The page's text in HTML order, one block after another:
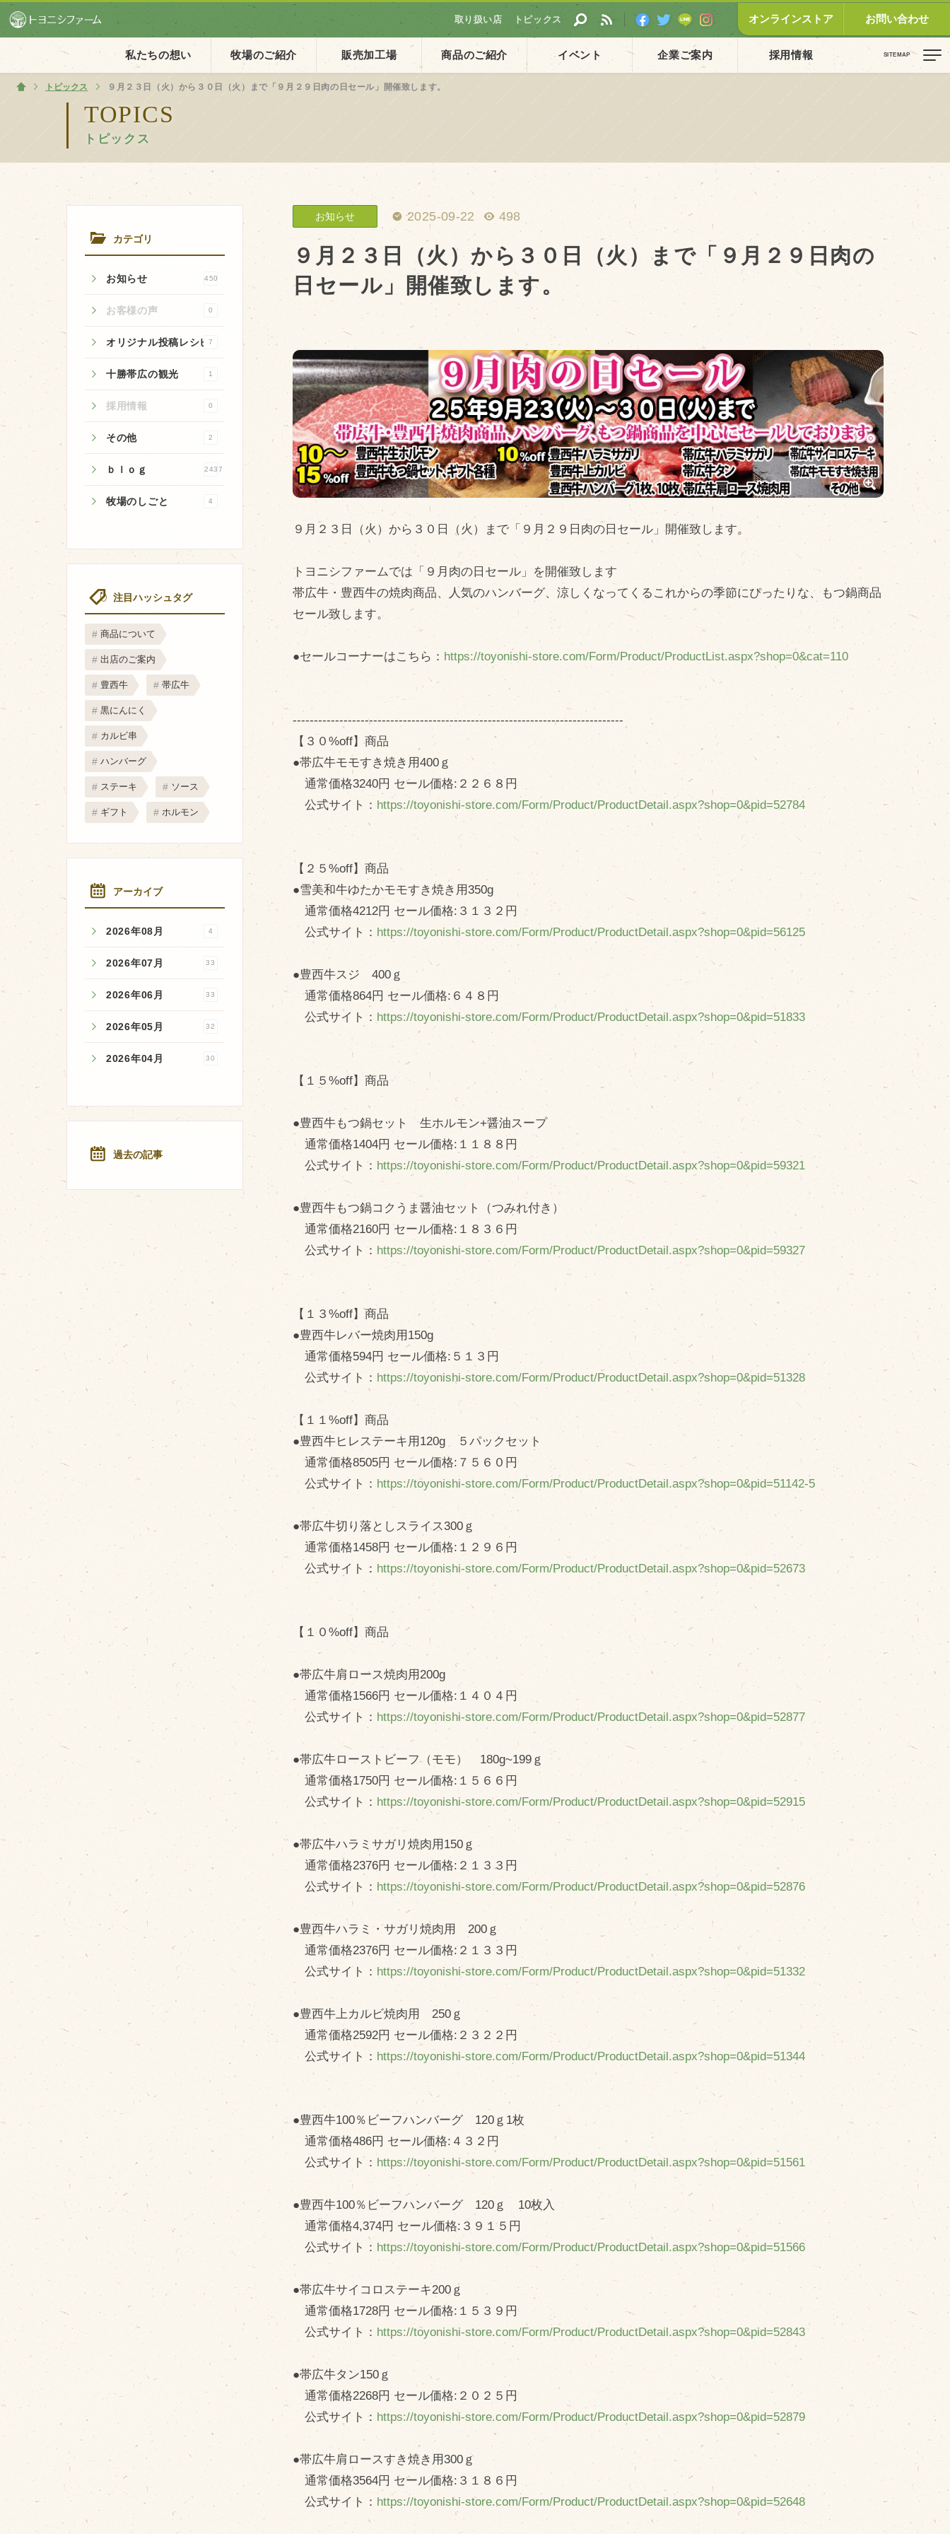
私たちの想い 牧場のご紹介 販売加工場 商品のご紹介 イベント 企業ご案内 採用情報
取り扱い店 トピックス オンラインストア お問い合わせ
TOPICS
トピックス
ホーム
トピックス ９月２３日（火）から３０日（火）まで「９月２９日肉の日セール」開催致します。
カテゴリ
お知らせ 450
お客様の声 0
オリジナル投稿レシピ7
十勝帯広の観光 1
採用情報 0
その他 2
ｂｌｏｇ 2437
牧場のしごと 4
注目ハッシュタグ
商品について
出店のご案内
豊西牛 帯広牛
黒にんにく
カルビ串
ハンバーグ
ステーキ ソース
ギフト ホルモン
アーカイブ
2026年08月 4
2026年07月 33
2026年06月 33
2026年05月 32
2026年04月 30
過去の記事
お知らせ 2025-09-22 498
９月２３日（火）から３０日（火）まで「９月２９日肉の
日セール」開催致します。
９月２３日（火）から３０日（火）まで「９月２９日肉の日セール」開催致します。
トヨニシファームでは「９月肉の日セール」を開催致します
帯広牛・豊西牛の焼肉商品、人気のハンバーグ、涼しくなってくるこれからの季節にぴったりな、もつ鍋商品
セール致します。
●セールコーナーはこちら： https://toyonishi-store.com/Form/Product/ProductList.aspx?shop=0&cat=110
------------------------------------------------------------------------------
【３０%off】商品
●帯広牛モモすき焼き用400ｇ
通常価格3240円 セール価格:２２６８円
公式サイト： https://toyonishi-store.com/Form/Product/ProductDetail.aspx?shop=0&pid=52784
【２５%off】商品
●雪美和牛ゆたかモモすき焼き用350g
通常価格4212円 セール価格:３１３２円
公式サイト： https://toyonishi-store.com/Form/Product/ProductDetail.aspx?shop=0&pid=56125
●豊西牛スジ 400ｇ
通常価格864円 セール価格:６４８円
公式サイト： https://toyonishi-store.com/Form/Product/ProductDetail.aspx?shop=0&pid=51833
【１５%off】商品
●豊西牛もつ鍋セット 生ホルモン+醤油スープ
通常価格1404円 セール価格:１１８８円
公式サイト： https://toyonishi-store.com/Form/Product/ProductDetail.aspx?shop=0&pid=59321
●豊西牛もつ鍋コクうま醤油セット（つみれ付き）
通常価格2160円 セール価格:１８３６円
公式サイト： https://toyonishi-store.com/Form/Product/ProductDetail.aspx?shop=0&pid=59327
【１３%off】商品
●豊西牛レバー焼肉用150g
通常価格594円 セール価格:５１３円
公式サイト： https://toyonishi-store.com/Form/Product/ProductDetail.aspx?shop=0&pid=51328
【１１%off】商品
●豊西牛ヒレステーキ用120g ５パックセット
通常価格8505円 セール価格:７５６０円
公式サイト： https://toyonishi-store.com/Form/Product/ProductDetail.aspx?shop=0&pid=51142-5
●帯広牛切り落としスライス300ｇ
通常価格1458円 セール価格:１２９６円
公式サイト： https://toyonishi-store.com/Form/Product/ProductDetail.aspx?shop=0&pid=52673
【１０%off】商品
●帯広牛肩ロース焼肉用200g
通常価格1566円 セール価格:１４０４円
公式サイト： https://toyonishi-store.com/Form/Product/ProductDetail.aspx?shop=0&pid=52877
●帯広牛ローストビーフ（モモ） 180g~199ｇ
通常価格1750円 セール価格:１５６６円
公式サイト：https://toyonishi-store.com/Form/Product/ProductDetail.aspx?shop=0&pid=52915
●帯広牛ハラミサガリ焼肉用150ｇ
通常価格2376円 セール価格:２１３３円
公式サイト： https://toyonishi-store.com/Form/Product/ProductDetail.aspx?shop=0&pid=52876
●豊西牛ハラミ・サガリ焼肉用 200ｇ
通常価格2376円 セール価格:２１３３円
公式サイト： https://toyonishi-store.com/Form/Product/ProductDetail.aspx?shop=0&pid=51332
●豊西牛上カルビ焼肉用 250ｇ
通常価格2592円 セール価格:２３２２円
公式サイト： https://toyonishi-store.com/Form/Product/ProductDetail.aspx?shop=0&pid=51344
●豊西牛100％ビーフハンバーグ 120ｇ1枚
通常価格486円 セール価格:４３２円
公式サイト： https://toyonishi-store.com/Form/Product/ProductDetail.aspx?shop=0&pid=51561
●豊西牛100％ビーフハンバーグ 120ｇ 10枚入
通常価格4,374円 セール価格:３９１５円
公式サイト： https://toyonishi-store.com/Form/Product/ProductDetail.aspx?shop=0&pid=51566
●帯広牛サイコロステーキ200ｇ
通常価格1728円 セール価格:１５３９円
公式サイト： https://toyonishi-store.com/Form/Product/ProductDetail.aspx?shop=0&pid=52843
●帯広牛タン150ｇ
通常価格2268円 セール価格:２０２５円
公式サイト： https://toyonishi-store.com/Form/Product/ProductDetail.aspx?shop=0&pid=52879
●帯広牛肩ロースすき焼き用300ｇ
通常価格3564円 セール価格:３１８６円
公式サイト： https://toyonishi-store.com/Form/Product/ProductDetail.aspx?shop=0&pid=52648
ホーム
私たちの想い
PV動画
イベント一覧
企業ご案内
会社概要・沿革
アクセス
個人情報保護方針
お知らせ
お客様の声
オリジナル投稿レシピ
十勝帯広の観光
採用情報
牧場の仕事
牧場のご紹介
飼育している牛について
販売加工場
食肉加工場を新設
衛生管理体制
業務管理体制
品質管理体制
最新の設備
ＢtoＢ受発注システム
瑕疵とは
商品のご紹介
豊西牛
厚切ステーキ
カルビ串
黒にんにく
豊西ソース
ギフト
取り扱い店
販売店
飲食店
その他
マップから探す
個人のお客様
法人のお客様
Facebook
Twitter
LINE公式アカウント
Instagram
RSS フィード